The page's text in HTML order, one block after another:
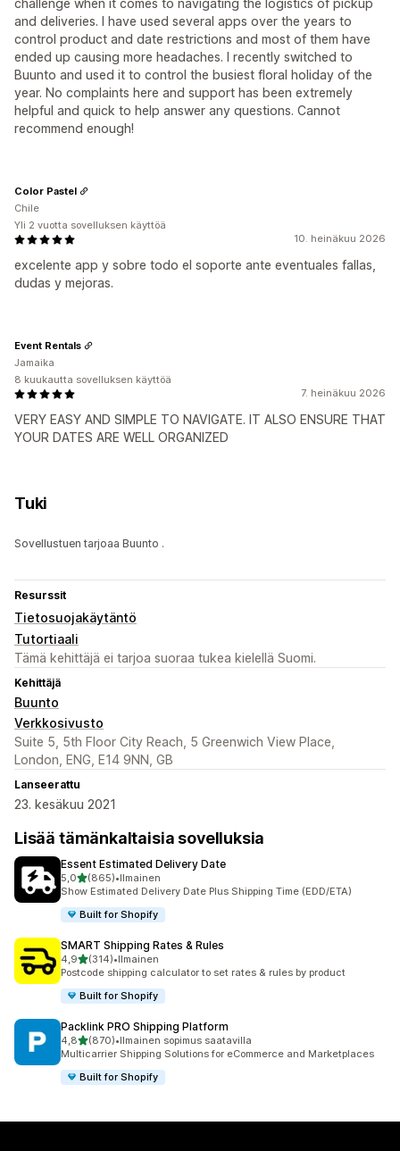
challenge when it comes to navigating the logistics of pickup
and deliveries. I have used several apps over the years to
control product and date restrictions and most of them have
ended up causing more headaches. I recently switched to
Buunto and used it to control the busiest floral holiday of the
year. No complaints here and support has been extremely
helpful and quick to help answer any questions. Cannot
recommend enough!
10. heinäkuu 2026
excelente app y sobre todo el soporte ante eventuales fallas,
dudas y mejoras.
Color Pastel
Chile
Yli 2 vuotta sovelluksen käyttöä
7. heinäkuu 2026
VERY EASY AND SIMPLE TO NAVIGATE. IT ALSO ENSURE THAT
YOUR DATES ARE WELL ORGANIZED
Event Rentals
Jamaika
8 kuukautta sovelluksen käyttöä
Tuki
Sovellustuen tarjoaa Buunto .
Resurssit
Tietosuojakäytäntö
Tutortiaali
Tämä kehittäjä ei tarjoa suoraa tukea kielellä Suomi.
Kehittäjä
Buunto
Verkkosivusto
Suite 5, 5th Floor City Reach, 5 Greenwich View Place,
London, ENG, E14 9NN, GB
Lanseerattu
23. kesäkuu 2021
Lisää tämänkaltaisia sovelluksia
Essent Estimated Delivery Date
5,0/ 5 tähteä
(865)
865 arvostelua yhteensä
•Ilmainen
Show Estimated Delivery Date Plus Shipping Time (EDD/ETA)
Built for Shopify
SMART Shipping Rates & Rules
4,9/ 5 tähteä
(314)
314 arvostelua yhteensä
•Ilmainen
Postcode shipping calculator to set rates & rules by product
Built for Shopify
Packlink PRO Shipping Platform
4,8/ 5 tähteä
(870)
870 arvostelua yhteensä
•Ilmainen sopimus saatavilla
Multicarrier Shipping Solutions for eCommerce and Marketplaces
Built for Shopify